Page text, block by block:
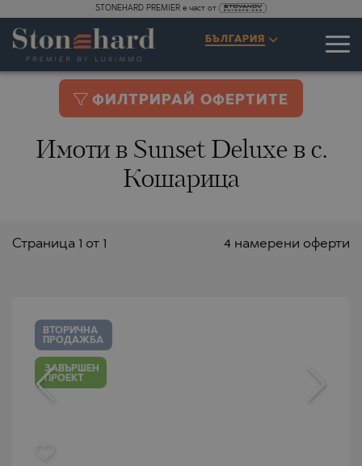
STONEHARD PREMIER е част от
БЪЛГАРИЯ
ФИЛТРИРАЙ ОФЕРТИТЕ
Имоти в Sunset Deluxe в с.
Кошарица
4 намерени оферти
Страницa 1 от 1
ВТОРИЧНА
ПРОДАЖБА
ЗАВЪРШЕН
ПРОЕКТ